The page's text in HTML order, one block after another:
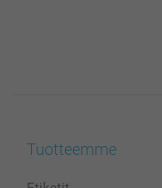
Tuotteemme